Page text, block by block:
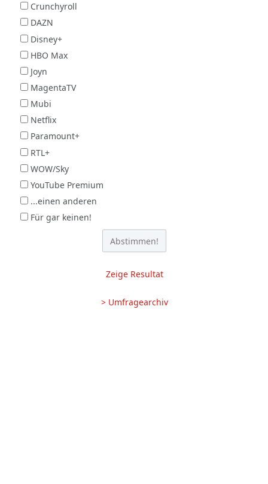
Crunchyroll
DAZN
Disney+
HBO Max
Joyn
MagentaTV
Mubi
Netflix
Paramount+
RTL+
WOW/Sky
YouTube Premium
...einen anderen
Für gar keinen!
Zeige Resultat
> Umfragearchiv